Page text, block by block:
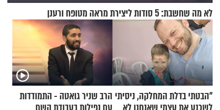
לא מה שחשבת: 5 סודות ליצירת מראה מטופח ורענן
"הבטתי בדלת המחלקה, ניסיתי הרב שניר גואטה - התמודדות